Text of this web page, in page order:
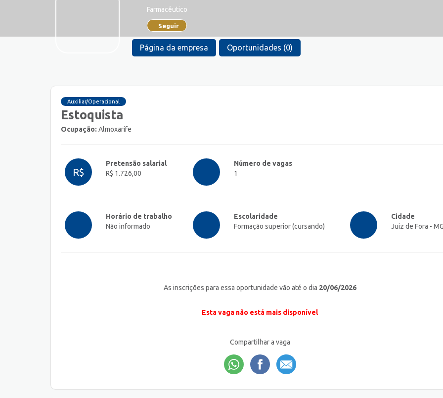
Farmacêutico
Seguir
Página da empresa Oportunidades (0)
Auxiliar/Operacional
Estoquista
Ocupação: Almoxarife
R$
Pretensão salarial
R$ 1.726,00
Número de vagas
1
Horário de trabalho
Não informado
Escolaridade
Formação superior (cursando)
Cidade
Juiz de Fora -
As inscrições para essa oportunidade vão até o dia 20/06/2026
Esta vaga não está mais disponível
Compartilhar a vaga